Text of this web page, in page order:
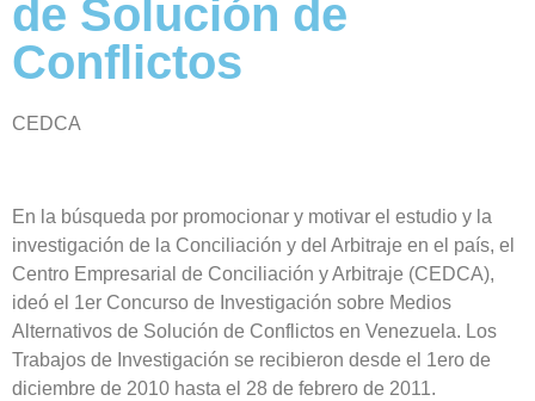
de Solución de
Conflictos
CEDCA
En la búsqueda por promocionar y motivar el estudio y la
investigación de la Conciliación y del Arbitraje en el país, el
Centro Empresarial de Conciliación y Arbitraje (CEDCA),
ideó el 1er Concurso de Investigación sobre Medios
Alternativos de Solución de Conflictos en Venezuela. Los
Trabajos de Investigación se recibieron desde el 1ero de
diciembre de 2010 hasta el 28 de febrero de 2011.